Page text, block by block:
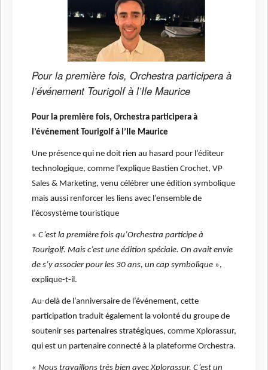
Pour la première fois, Orchestra participera à
l’événement Tourigolf à l’Ile Maurice
Pour la première fois, Orchestra participera à
l’événement Tourigolf à l’Ile Maurice
Une présence qui ne doit rien au hasard pour l’éditeur
technologique, comme l’explique Bastien Crochet, VP
Sales & Marketing, venu célébrer une édition symbolique
mais aussi renforcer les liens avec l’ensemble de
l’écosystème touristique
« C’est la première fois qu’Orchestra participe à
Tourigolf. Mais c’est une édition spéciale. On avait envie
de s’y associer pour les 30 ans, un cap symbolique »,
explique-t-il.
Au-delà de l’anniversaire de l’événement, cette
participation traduit également la volonté du groupe de
soutenir ses partenaires stratégiques, comme Xplorassur,
qui est un partenaire connecté à la plateforme Orchestra.
« Nous travaillons très bien avec Xplorassur. C’est un